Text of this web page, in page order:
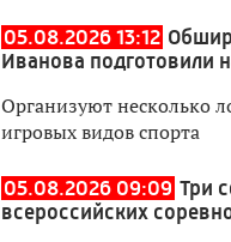
05.08.2026 13:12
Иванова подготовили
Организуют несколько
игровых видов спорта
05.08.2026 09:09 Три
всероссийских